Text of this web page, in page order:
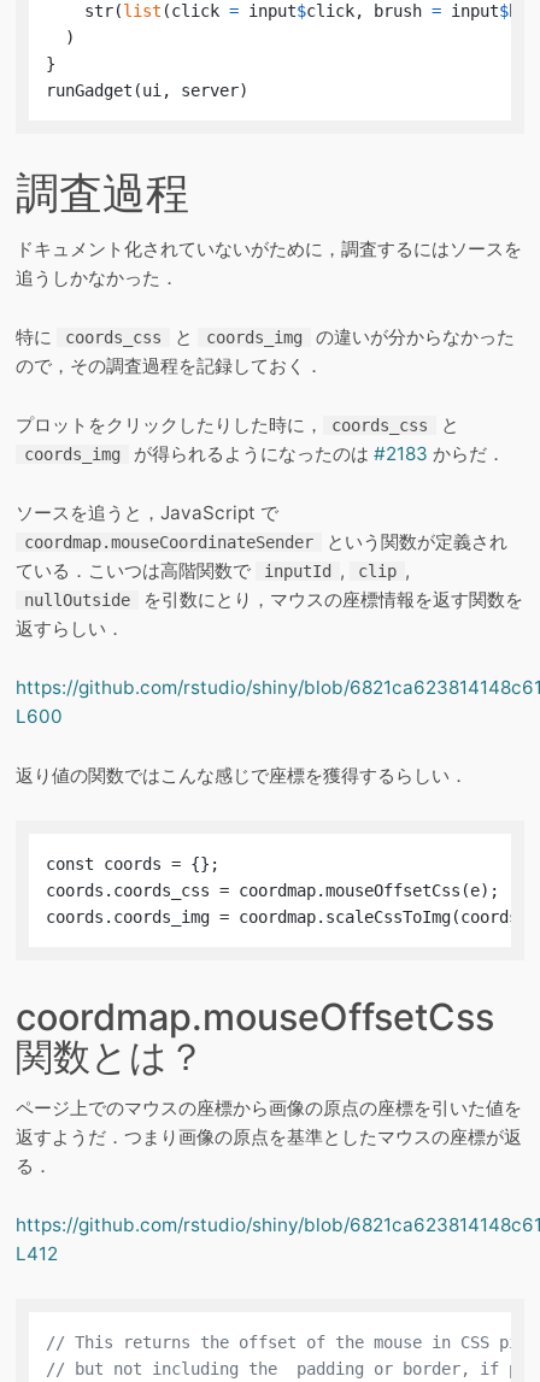
    str
(list (click = input$click, brush = input$
)
}
runGadget (ui , server)
調査過程
ドキュメント化されていないがために，調査するにはソースを
追うしかなかった．
特に coords_css と coords_img
の違いが分からなかった
ので，その調査過程を記録しておく．
プロットをクリックしたりした時に， coords_css と
coords_img が得られるようになったのは #2183 からだ．
ソースを追うと，JavaScript で
coordmap.mouseCoordinateSender
という関数が定義され
ている．こいつは高階関数で
inputId , clip ,
nullOutside
を引数にとり，マウスの座標情報を返す関数を
返すらしい．
https://github.com/rstudio/shiny/blob/
L600
返り値の関数ではこんな感じで座標を獲得するらしい．
const coords = {};
coords.coords_css = coordmap.mouseOffsetCss(e);
coords.coords_img =
coordmap.mouseOffsetCss
関数とは？
ページ上でのマウスの座標から画像の原点の座標を引いた値を
返すようだ．つまり画像の原点を基準としたマウスの座標が返
る．
https://github.com/rstudio/shiny/blob/
L412
// This returns the offset of the mouse in CSS
// but not including the  padding or border, if